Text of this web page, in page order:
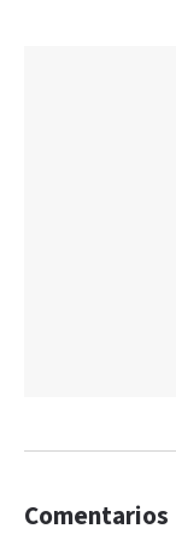
Comentarios